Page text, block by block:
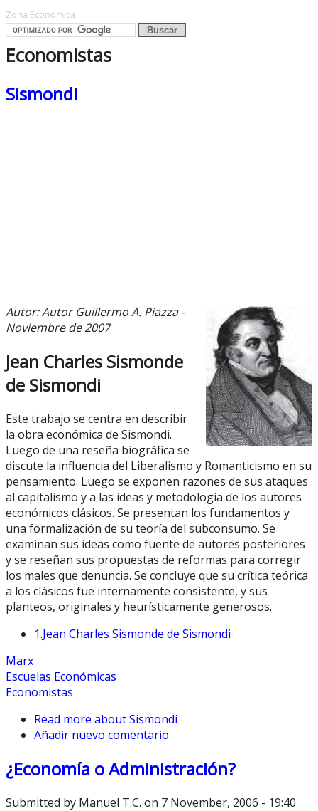
Zona Económica
Economistas
Sismondi
Autor: Autor Guillermo A. Piazza -
Noviembre de 2007
Jean Charles Sismonde
de Sismondi
Este trabajo se centra en describir
la obra económica de Sismondi.
Luego de una reseña biográfica se
discute la influencia del Liberalismo y Romanticismo en su
pensamiento. Luego se exponen razones de sus ataques
al capitalismo y a las ideas y metodología de los autores
económicos clásicos. Se presentan los fundamentos y
una formalización de su teoría del subconsumo. Se
examinan sus ideas como fuente de autores posteriores
y se reseñan sus propuestas de reformas para corregir
los males que denuncia. Se concluye que su crítica teórica
a los clásicos fue internamente consistente, y sus
planteos, originales y heurísticamente generosos.
1.Jean Charles Sismonde de Sismondi
Marx
Escuelas Económicas
Economistas
Read more about Sismondi
Añadir nuevo comentario
¿Economía o Administración?
Submitted by Manuel T.C. on 7 November, 2006 - 19:40